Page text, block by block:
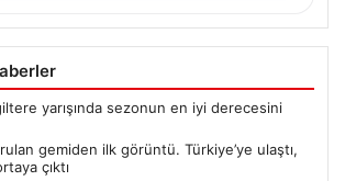
yarışında sezonun en iyi derecesini
gemiden ilk görüntü. Türkiye’ye ulaştı,
çıktı